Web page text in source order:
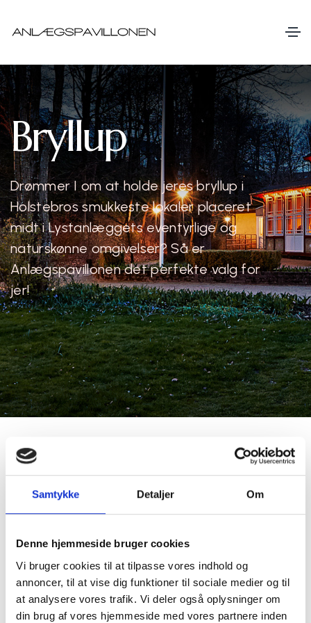
Samtykke Detaljer Om
Denne hjemmeside bruger cookies
Vi bruger cookies til at tilpasse vores indhold og
annoncer, til at vise dig funktioner til sociale medier og til
at analysere vores trafik. Vi deler også oplysninger om
din brug af vores hjemmeside med vores partnere inden
Bryllup
Drømmer I om at holde jeres bryllup i
Holstebros smukkeste lokaler placeret
midt i Lystanlæggets eventyrlige og
naturskønne omgivelser? Så er
Anlægspavillonen det perfekte valg for
jer!
Anlægspavillonen har huset utallige fester og
bryllupper siden 1895, i dens historiske og smukke
Anlægspavillonen er det perfekte sted til afholdelse
af drømmebrylluppet.